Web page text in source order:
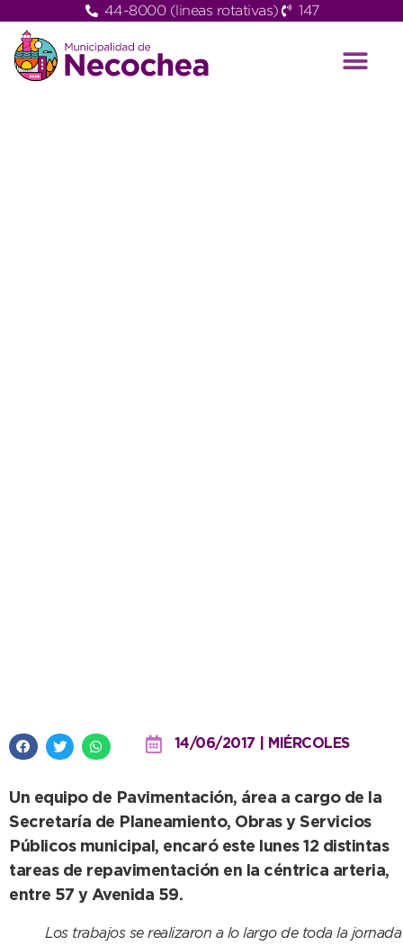
44-8000 (lineas rotativas) 147
14/06/2017 | MIÉRCOLES
Un equipo de Pavimentación, área a cargo de la
Secretaría de Planeamiento, Obras y Servicios
Públicos municipal, encaró este lunes 12 distintas
tareas de repavimentación en la céntrica arteria,
entre 57 y Avenida 59.
Los trabajos se realizaron a lo largo de toda la